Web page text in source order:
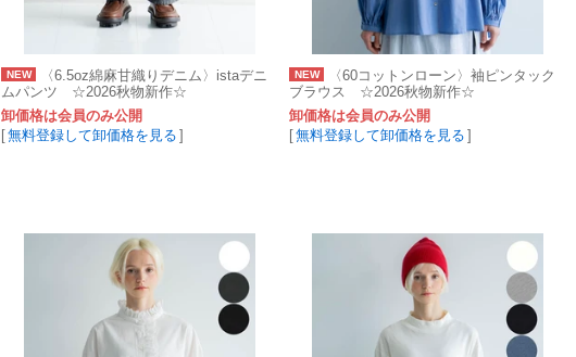
NEW
〈6.5oz綿麻甘織りデニム〉istaデニ
ムパンツ ☆2026秋物新作☆
卸価格は会員のみ公開
[無料登録して卸価格を見る ]
NEW
〈60コットンローン〉袖ピンタック
ブラウス ☆2026秋物新作☆
卸価格は会員のみ公開
[無料登録して卸価格を見る ]